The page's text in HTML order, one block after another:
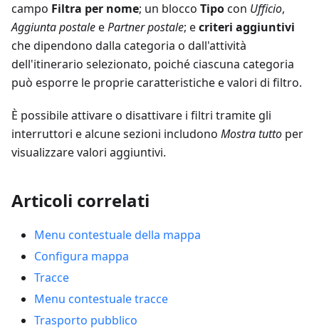
campo Filtra per nome; un blocco Tipocon Ufficio,
Aggiunta postaleePartner postale; ecriteri aggiuntivi
che dipendono dalla categoria o dall'attività
dell'itinerario selezionato, poiché ciascuna categoria
può esporre le proprie caratteristiche e valori di filtro.
È possibile attivare o disattivare i filtri tramite gli
interruttori e alcune sezioni includono Mostra tutto per
visualizzare valori aggiuntivi.
Articoli correlati
Menu contestuale della mappa
Configura mappa
Tracce
Menu contestuale tracce
Trasporto pubblico